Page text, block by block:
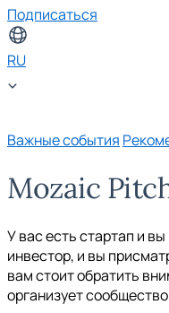
Подписаться
RU
Важные события
Mozaic
У вас есть стартап и
инвестор, и вы
вам стоит обратить
организует